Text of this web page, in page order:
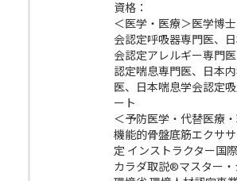
資格：
＜医学・医療＞医学博
会認定呼吸器専門医、
会認定アレルギー専門
認定喘息専門医、日本
医、日本喘息学会認定
ート
＜予防医学・代替医療
機能的骨盤底筋エクサ
定 インストラクター国
カラダ取説®マスター・